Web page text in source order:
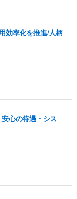
効率化を推進/人柄
心の待遇・シス